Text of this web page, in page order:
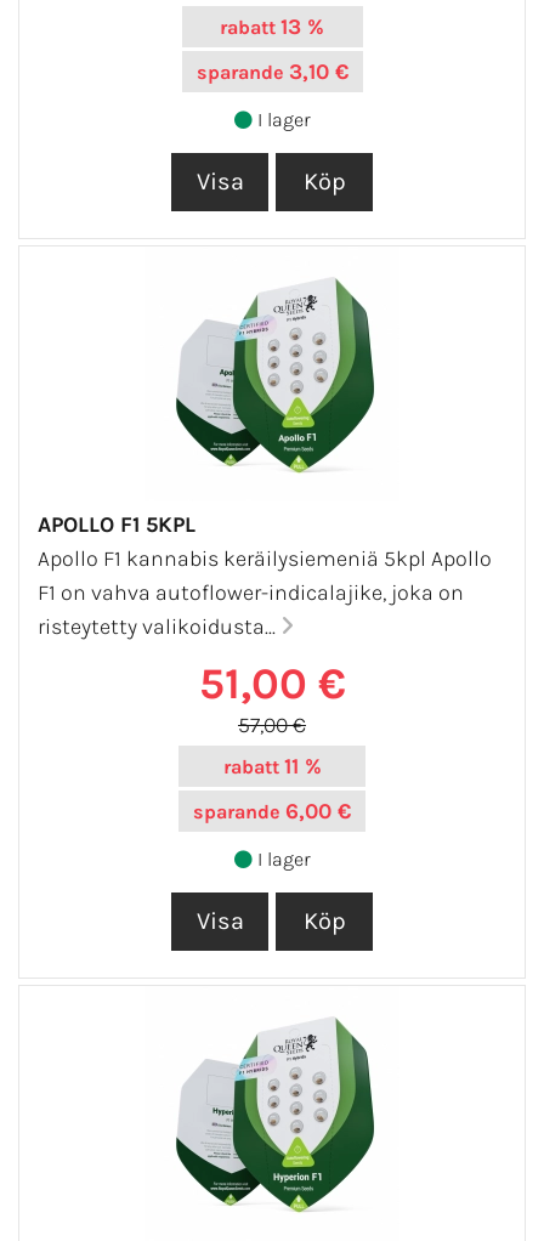
rabatt 13 %
sparande 3,10 €
I lager
APOLLO F1 5KPL
Apollo F1 kannabis keräilysiemeniä 5kpl Apollo
F1 on vahva autoflower-indicalajike, joka on
risteytetty valikoidusta...
51,00 €
57,00 €
rabatt 11 %
sparande 6,00 €
I lager